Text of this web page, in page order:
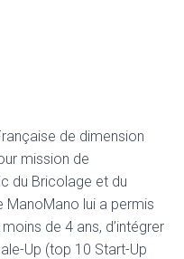
de dimension
mission de
du Bricolage et du
ManoMano lui a permis
de 4 ans, d’intégrer
Up (top 10 Start-Up